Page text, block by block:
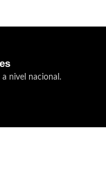
a nivel nacional.